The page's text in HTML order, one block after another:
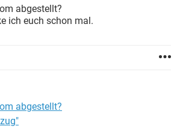
abgestellt?
ich euch schon mal.
abgestellt?